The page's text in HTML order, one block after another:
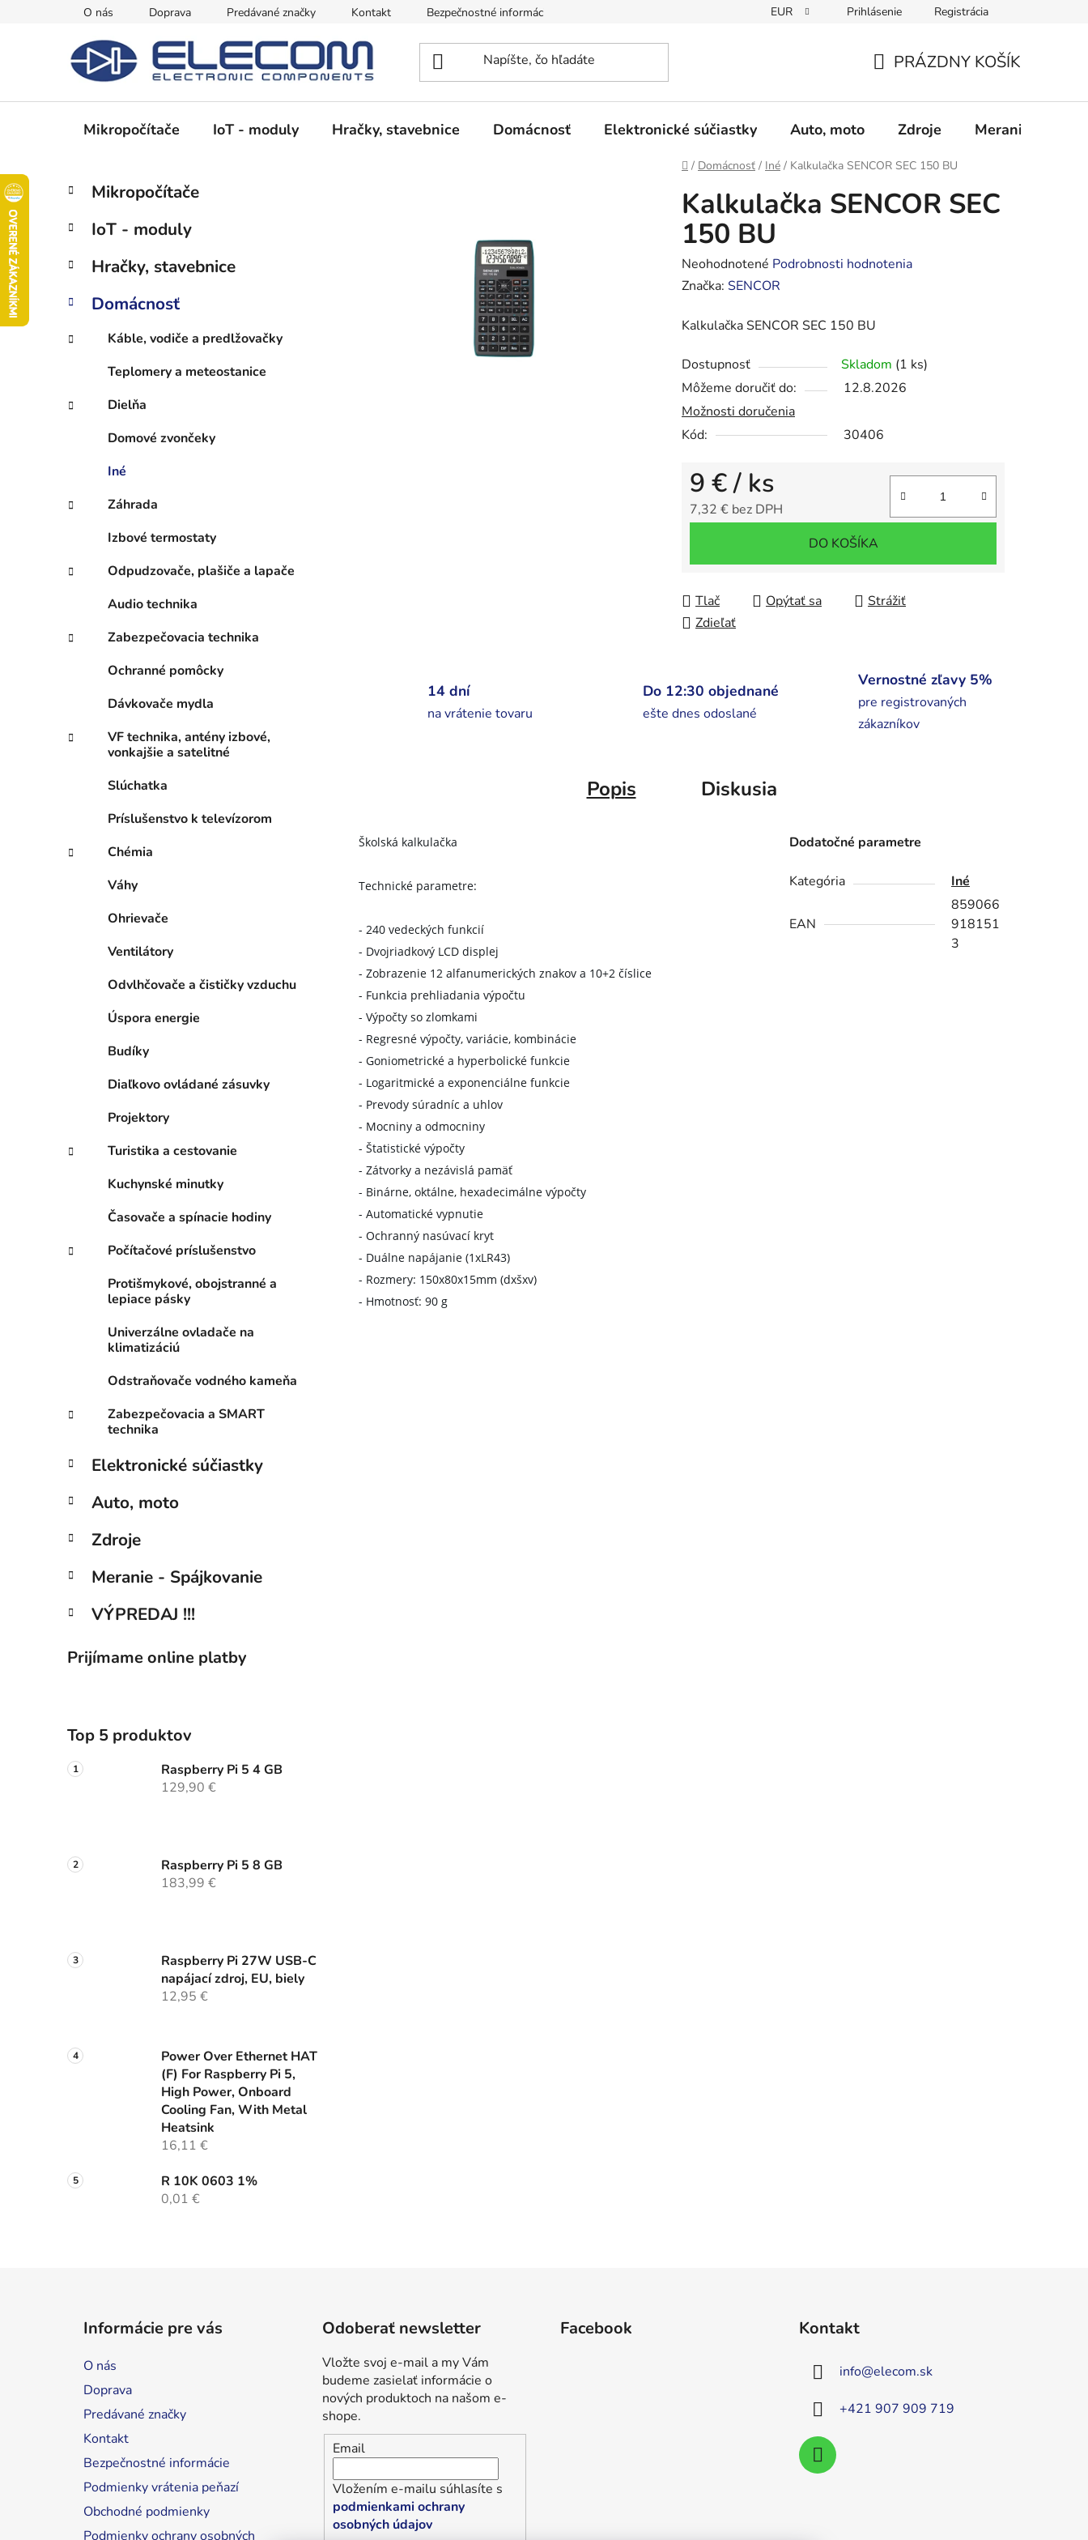
O nás Doprava Predávané značky Kontakt Bezpečnostné informácie Obchodné podmienky Podmienky ochrany osobných údajov
EUR Prihlásenie Registrácia
KOŠÍK
PRÁZDNY KOŠÍK
Mikropočítače IoT - moduly Hračky, stavebnice Domácnosť Elektronické súčiastky Auto, moto Zdroje Meranie -
Domov
/ Domácnosť / Iné / Kalkulačka SENCOR SEC 150 BU
B
č
ý
a
n
e
Preskočiť
kategórie
K
a
e
ó
i
Mikropočítače
IoT - moduly
Hračky, stavebnice
Domácnosť
Káble, vodiče a predlžovačky
Teplomery a meteostanice
Dielňa
Domové zvončeky
Iné
Záhrada
Izbové termostaty
Odpudzovače, plašiče a lapače
Audio technika
Zabezpečovacia technika
Ochranné pomôcky
Dávkovače mydla
VF technika, antény izbové,
vonkajšie a satelitné
Slúchatka
Príslušenstvo k televízorom
Chémia
Váhy
Ohrievače
Ventilátory
Odvlhčovače a čističky vzduchu
Úspora energie
Budíky
Diaľkovo ovládané zásuvky
Projektory
Turistika a cestovanie
Kuchynské minutky
Časovače a spínacie hodiny
Počítačové príslušenstvo
Protišmykové, obojstranné a
lepiace pásky
Univerzálne ovladače na
klimatizáciú
Odstraňovače vodného kameňa
Zabezpečovacia a SMART
technika
Elektronické súčiastky
Auto, moto
Zdroje
Meranie - Spájkovanie
VÝPREDAJ !!!
Prijímame online platby
Top 5 produktov
Raspberry Pi 5 4 GB
129,90 €
Raspberry Pi 5 8 GB
183,99 €
Raspberry Pi 27W USB-C
napájací zdroj, EU, biely
12,95 €
Power Over Ethernet HAT
(F) For Raspberry Pi 5,
High Power, Onboard
Cooling Fan, With Metal
Heatsink
16,11 €
R 10K 0603 1%
0,01 €
Kalkulačka SENCOR SEC
150 BU
Priemerné
hodnotenie
je
z
5
hviezdičiek.
Neohodnotené Podrobnosti hodnotenia
Značka: SENCOR
Kalkulačka SENCOR SEC 150 BU
Dostupnosť Skladom (1 ks)
Môžeme doručiť do:
12.8.2026
Možnosti doručenia
Kód:
30406
9 €/ ks
7,32 € bez DPH
DO KOŠÍKA
Tlač Opýtať sa
Strážiť
Zdieľať
14 dní
na vrátenie tovaru
Do 12:30 objednané
ešte dnes odoslané
Vernostné zľavy 5%
pre registrovaných
zákazníkov
Popis Diskusia
Školská kalkulačka
Technické parametre:
- 240 vedeckých funkcií
- Dvojriadkový LCD displej
- Zobrazenie 12 alfanumerických znakov a 10+2 číslice
- Funkcia prehliadania výpočtu
- Výpočty so zlomkami
- Regresné výpočty, variácie, kombinácie
- Goniometrické a hyperbolické funkcie
- Logaritmické a exponenciálne funkcie
- Prevody súradníc a uhlov
- Mocniny a odmocniny
- Štatistické výpočty
- Zátvorky a nezávislá pamäť
- Binárne, oktálne, hexadecimálne výpočty
- Automatické vypnutie
- Ochranný nasúvací kryt
- Duálne napájanie (1xLR43)
- Rozmery: 150x80x15mm (dxšxv)
- Hmotnosť: 90 g
Dodatočné parametre
Kategória Iné
EAN
859066
918151
3
Informácie pre vás
O nás
Doprava
Predávané značky
Kontakt
Bezpečnostné informácie
Podmienky vrátenia peňazí
Obchodné podmienky
Podmienky ochrany osobných
Odoberať newsletter
Vložte svoj e-mail a my Vám
budeme zasielať informácie o
nových produktoch na našom e-
shope.
Email
Vložením e-mailu súhlasíte s
podmienkami ochrany
osobných údajov
Facebook Kontakt
info@elecom.sk
+421 907 909 719